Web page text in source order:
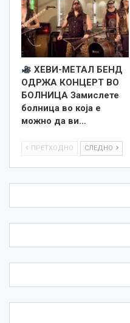
ХЕВИ-МЕТАЛ БЕНД
ОДРЖА КОНЦЕРТ ВО
БОЛНИЦА Замислете
болница во која е
можно да ви…
ПРЕТХОДНО СЛЕДНО